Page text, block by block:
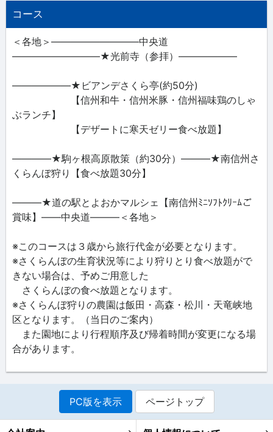
コース
＜各地＞―――――――――中央道
―――――――――★光前寺（参拝）――――――
――――――★ビアンデさくら亭(約50分)
【信州和牛・信州米豚・信州福味鶏のしゃ
ぶランチ】
【デザートに寒天ゼリー食べ放題】
――――★駒ヶ根高原散策（約30分）―――★南信州さ
くらんぼ狩り【食べ放題30分】
―――★道の駅とよおかマルシェ【南信州ﾐﾆｿﾌﾄｸﾘｰﾑご
賞味】――中央道―――＜各地＞
※このコースは３歳から旅行代金が必要となります。
※さくらんぼの生育状況等により狩りとり食べ放題がで
きない場合は、予めご用意した
さくらんぼの食べ放題となります。
※さくらんぼ狩りの農園は飯田・高森・松川・天竜峡地
区となります。（当日のご案内）
また園地により行程順序及び帰着時間が変更になる場
合があります。
PC版を表示 ページトップ